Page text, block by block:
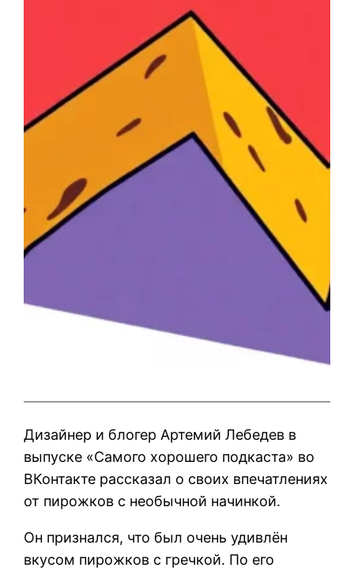
Дизайнер и блогер Артемий Лебедев в
выпуске «Самого хорошего подкаста» во
ВКонтакте рассказал о своих впечатлениях
от пирожков с необычной начинкой.
Он признался, что был очень удивлён
вкусом пирожков с гречкой. По его